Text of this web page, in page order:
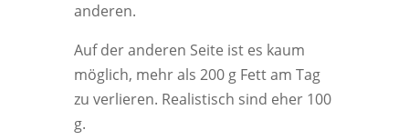
anderen.
Auf der anderen Seite ist es kaum
möglich, mehr als 200 g Fett am Tag
zu verlieren. Realistisch sind eher 100
g.